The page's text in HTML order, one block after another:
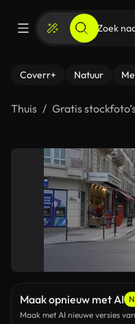
Coverr+ Natuur
Thuis Gratis
Maak opnieuw met AI
Maak met AI nieuwe versies